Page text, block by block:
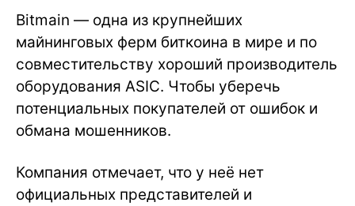
Bitmain — одна из крупнейших
майнинговых ферм биткоина в мире и по
совместительству хороший производитель
оборудования ASIC. Чтобы уберечь
потенциальных покупателей от ошибок и
обмана мошенников.
Компания отмечает, что у неё нет
официальных представителей и